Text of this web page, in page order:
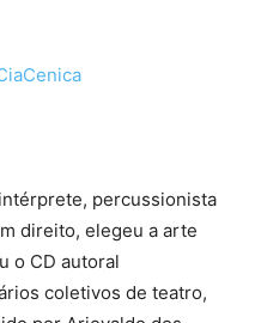
percussionista
direito, elegeu a arte
o CD autoral
coletivos de teatro,